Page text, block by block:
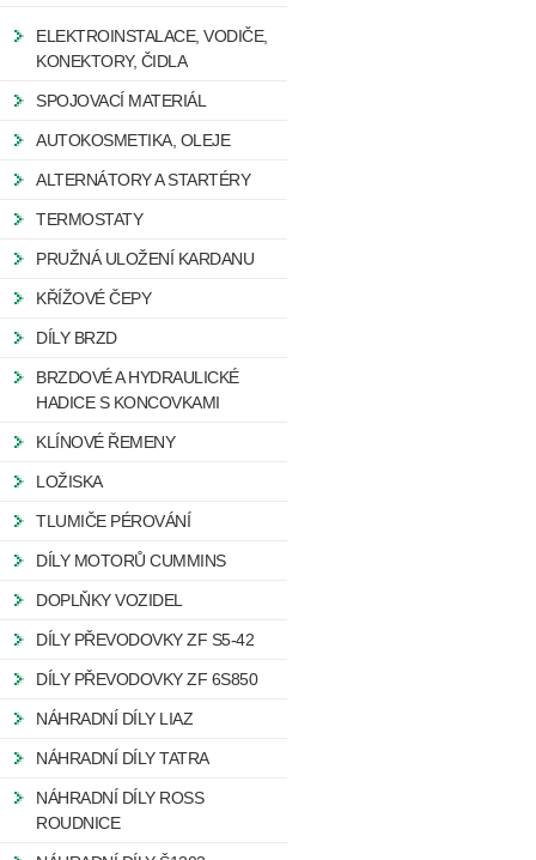
ELEKTROINSTALACE, VODIČE,
KONEKTORY, ČIDLA
SPOJOVACÍ MATERIÁL
AUTOKOSMETIKA, OLEJE
ALTERNÁTORY A STARTÉRY
TERMOSTATY
PRUŽNÁ ULOŽENÍ KARDANU
KŘÍŽOVÉ ČEPY
DÍLY BRZD
BRZDOVÉ A HYDRAULICKÉ
HADICE S KONCOVKAMI
KLÍNOVÉ ŘEMENY
LOŽISKA
TLUMIČE PÉROVÁNÍ
DÍLY MOTORŮ CUMMINS
DOPLŇKY VOZIDEL
DÍLY PŘEVODOVKY ZF S5-42
DÍLY PŘEVODOVKY ZF 6S850
NÁHRADNÍ DÍLY LIAZ
NÁHRADNÍ DÍLY TATRA
NÁHRADNÍ DÍLY ROSS
ROUDNICE